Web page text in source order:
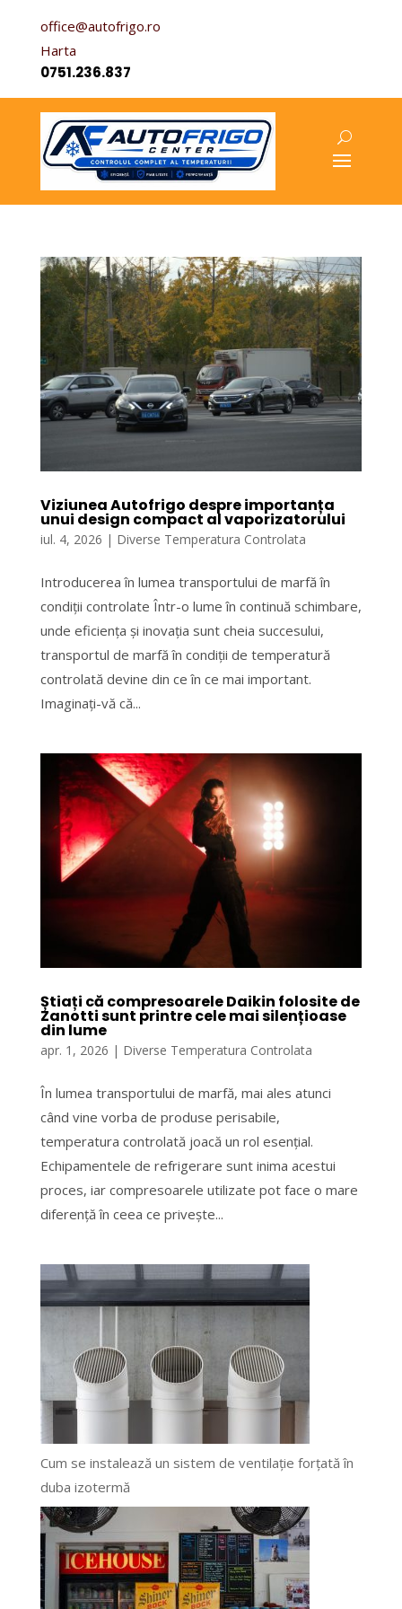
office@autofrigo.ro
Harta
0751.236.837
Viziunea Autofrigo despre importanța
unui design compact al vaporizatorului
iul. 4, 2026 | Diverse Temperatura Controlata
Introducerea în lumea transportului de marfă în
condiții controlate Într-o lume în continuă schimbare,
unde eficiența și inovația sunt cheia succesului,
transportul de marfă în condiții de temperatură
controlată devine din ce în ce mai important.
Imaginați-vă că...
Știați că compresoarele Daikin folosite de
Zanotti sunt printre cele mai silențioase
din lume
apr. 1, 2026 | Diverse Temperatura Controlata
În lumea transportului de marfă, mai ales atunci
când vine vorba de produse perisabile,
temperatura controlată joacă un rol esențial.
Echipamentele de refrigerare sunt inima acestui
proces, iar compresoarele utilizate pot face o mare
diferență în ceea ce privește...
Cum se instalează un sistem de ventilație forțată în
duba izotermă